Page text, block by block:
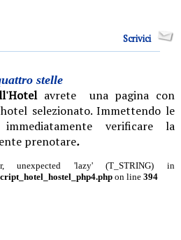
Scrivici
stelle
avrete una pagina con
selezionato. Immettendo le
verificare la
prenotare.
unexpected 'lazy' (T_STRING) in
on line 394